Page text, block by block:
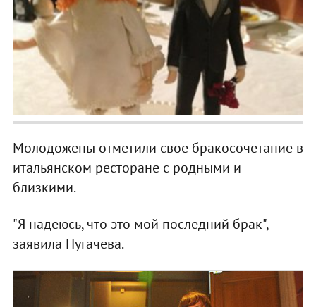
Молодожены отметили свое бракосочетание в
итальянском ресторане с родными и
близкими.
"Я надеюсь, что это мой последний брак", -
заявила Пугачева.